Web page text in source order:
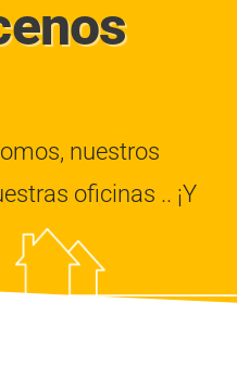
nuestros
oficinas .. ¡Y